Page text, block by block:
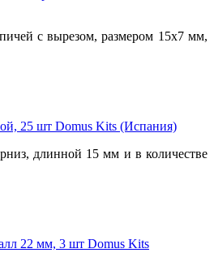
с вырезом, размером 15х7 мм,
25 шт Domus Kits (Испания)
длинной 15 мм и в количестве
22 мм, 3 шт Domus Kits